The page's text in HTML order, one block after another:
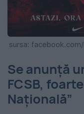
sursa: facebook.com/
Se anunță
FCSB,
Națională”